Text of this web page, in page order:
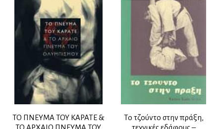
ΤΟ ΠΝΕΥΜΑ ΤΟΥ ΚΑΡΑΤΕ &
ΤΟ ΑΡΧΑΙΟ ΠΝΕΥΜΑ ΤΟΥ
Το τζούντο στην πράξη,
τεχνικές εδάφους –